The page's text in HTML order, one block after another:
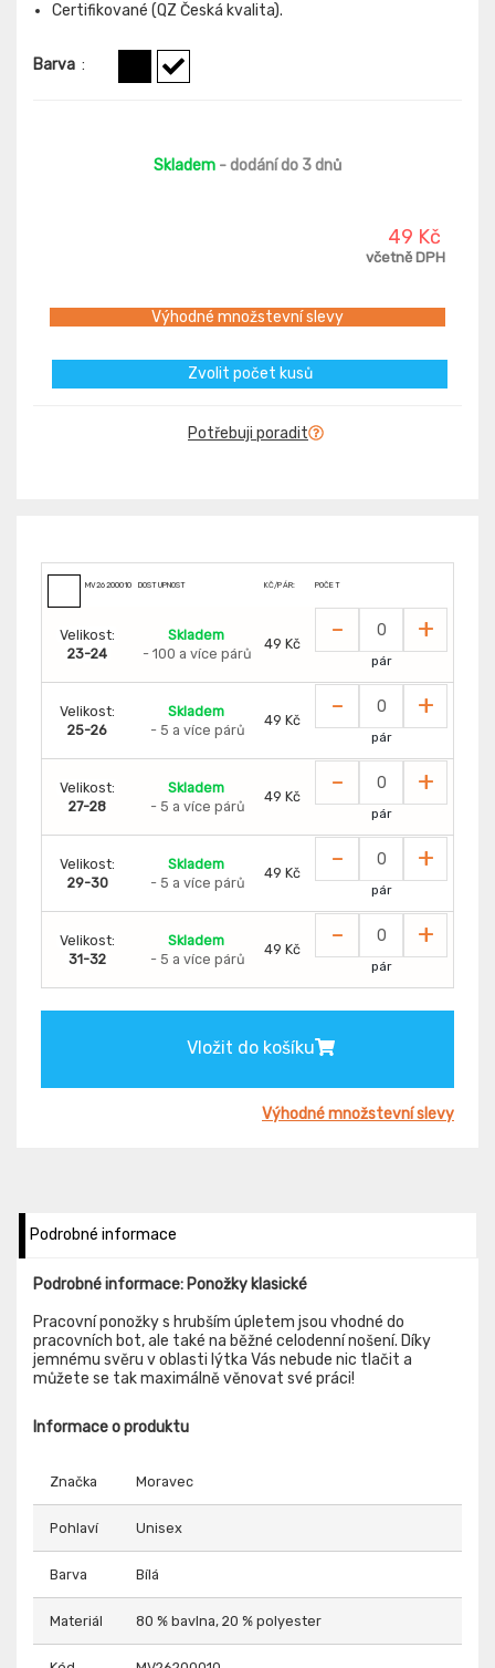
Certifikované (QZ Česká kvalita).
Barva :
Skladem - dodání do 3 dnů
49 Kč
včetně DPH
Výhodné množstevní slevy
Zvolit počet kusů
Potřebuji poradit
MV26200010 DOSTUPNOST KČ/PÁR: POČET
Velikost:
23-24
Skladem
- 100 a více párů
49 Kč - +
pár
Velikost:
25-26
Skladem
- 5 a více párů
49 Kč - +
pár
Velikost:
27-28
Skladem
- 5 a více párů
49 Kč - +
pár
Velikost:
29-30
Skladem
- 5 a více párů
49 Kč - +
pár
Velikost:
31-32
Skladem
- 5 a více párů
49 Kč - +
pár
Vložit do košíku
Výhodné množstevní slevy
Podrobné informace
Podrobné informace: Ponožky klasické
Pracovní ponožky s hrubším úpletem jsou vhodné do
pracovních bot, ale také na běžné celodenní nošení. Díky
jemnému svěru v oblasti lýtka Vás nebude nic tlačit a
můžete se tak maximálně věnovat své práci!
Informace o produktu
Značka Moravec
Pohlaví Unisex
Barva Bílá
Materiál 80 % bavlna, 20 % polyester